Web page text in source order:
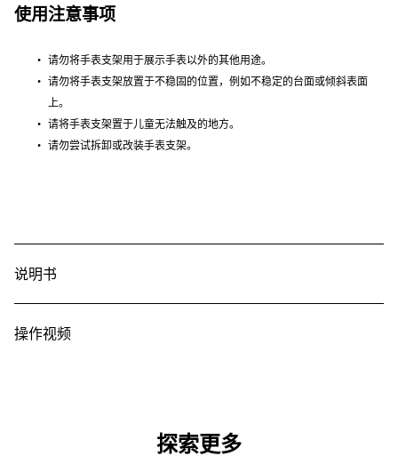
使用注意事项
请勿将手表支架用于展示手表以外的其他用途。
请勿将手表支架放置于不稳固的位置，例如不稳定的台面或倾斜表面
上。
请将手表支架置于儿童无法触及的地方。
请勿尝试拆卸或改装手表支架。
说明书
操作视频
探索更多